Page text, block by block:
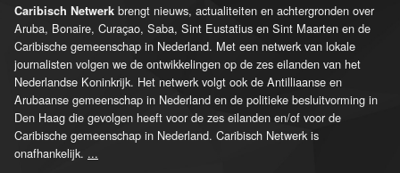
Caribisch Netwerk brengt nieuws, actualiteiten en achtergronden over
Aruba, Bonaire, Curaçao, Saba, Sint Eustatius en Sint Maarten en de
Caribische gemeenschap in Nederland. Met een netwerk van lokale
journalisten volgen we de ontwikkelingen op de zes eilanden van het
Nederlandse Koninkrijk. Het netwerk volgt ook de Antilliaanse en
Arubaanse gemeenschap in Nederland en de politieke besluitvorming in
Den Haag die gevolgen heeft voor de zes eilanden en/of voor de
Caribische gemeenschap in Nederland. Caribisch Netwerk is
onafhankelijk. ...